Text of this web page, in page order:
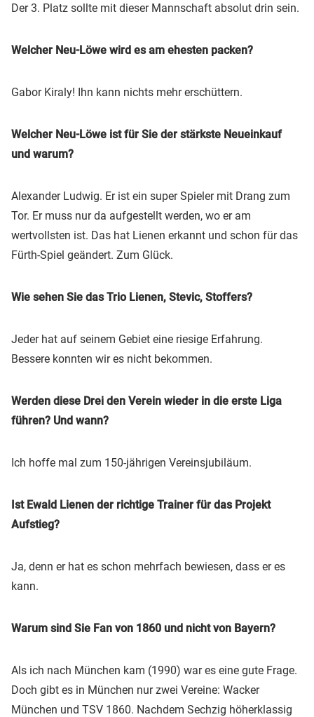
Der 3. Platz sollte mit dieser Mannschaft absolut drin sein.
Welcher Neu-Löwe wird es am ehesten packen?
Gabor Kiraly! Ihn kann nichts mehr erschüttern.
Welcher Neu-Löwe ist für Sie der stärkste Neueinkauf
und warum?
Alexander Ludwig. Er ist ein super Spieler mit Drang zum
Tor. Er muss nur da aufgestellt werden, wo er am
wertvollsten ist. Das hat Lienen erkannt und schon für das
Fürth-Spiel geändert. Zum Glück.
Wie sehen Sie das Trio Lienen, Stevic, Stoffers?
Jeder hat auf seinem Gebiet eine riesige Erfahrung.
Bessere konnten wir es nicht bekommen.
Werden diese Drei den Verein wieder in die erste Liga
führen? Und wann?
Ich hoffe mal zum 150-jährigen Vereinsjubiläum.
Ist Ewald Lienen der richtige Trainer für das Projekt
Aufstieg?
Ja, denn er hat es schon mehrfach bewiesen, dass er es
kann.
Warum sind Sie Fan von 1860 und nicht von Bayern?
Als ich nach München kam (1990) war es eine gute Frage.
Doch gibt es in München nur zwei Vereine: Wacker
München und TSV 1860. Nachdem Sechzig höherklassig